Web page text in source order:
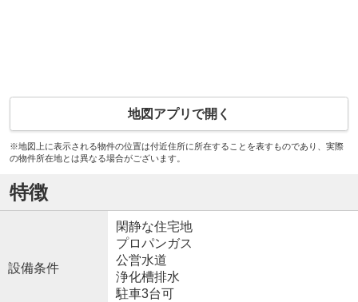
地図アプリで開く
※地図上に表示される物件の位置は付近住所に所在することを表すものであり、実際
の物件所在地とは異なる場合がございます。
特徴
設備条件
閑静な住宅地
プロパンガス
公営水道
浄化槽排水
駐車3台可